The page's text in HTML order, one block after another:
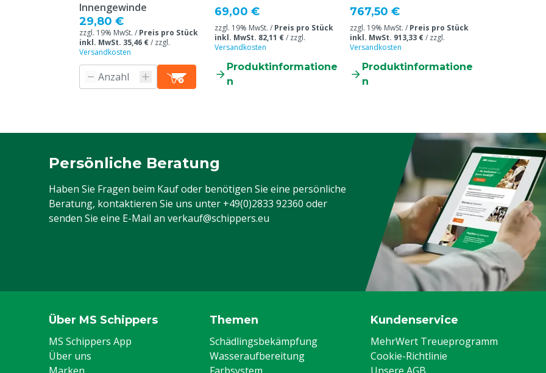
Innengewinde
29,80 €
zzgl. 19% MwSt. / Preis pro Stück
inkl. MwSt. 35,46 €/ zzgl.
Versandkosten
69,00 €
zzgl. 19% MwSt. / Preis pro Stück
inkl. MwSt. 82,11 €/ zzgl.
Versandkosten
Produktinformatione
n
767,50 €
zzgl. 19% MwSt. / Preis pro Stück
inkl. MwSt. 913,33 €/ zzgl.
Versandkosten
Produktinformatione
n
Persönliche Beratung
Haben Sie Fragen beim Kauf oder benötigen Sie eine persönliche
Beratung, kontaktieren Sie uns unter +49(0)2833 92360 oder
senden Sie eine E-Mail an verkauf@schippers.eu
Über MS Schippers
MS Schippers App
Über uns
Themen
Schädlingsbekämpfung
Wasseraufbereitung
Kundenservice
MehrWert Treueprogramm
Cookie-Richtlinie